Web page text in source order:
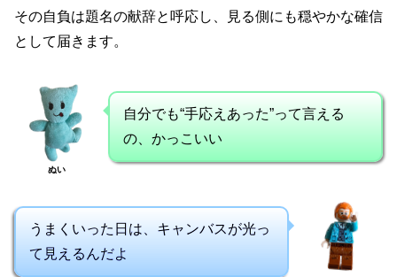
その自負は題名の献辞と呼応し、見る側にも穏やかな確信
として届きます。
ぬい
自分でも“手応えあった”って言える
の、かっこいい
うまくいった日は、キャンバスが光っ
て見えるんだよ